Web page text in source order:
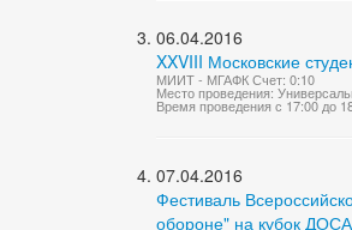
06.04.2016
XXVIII Московские
МИИТ - МГАФК Счет: 0:10
Место проведения:
Время проведения с 17:00 до
07.04.2016
Фестиваль
обороне" на кубок